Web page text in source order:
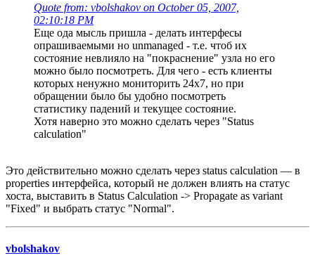
Quote from: vbolshakov on October 05, 2007,
02:10:18 PM
Еще ода мысль пришла - делать интерфесы
опрашиваемыми но unmanaged - т.е. чтоб их
состояние невлияло на "покраснение" узла но его
можно было посмотреть. Для чего - есть клиенты
которых ненужно мониторить 24х7, но при
обращении было бы удобно посмотреть
статистику падений и текущее состояние.
Хотя наверно это можно сделать через "Status
calculation"
Это действительно можно сделать через status calculation — в
properties интерфейса, который не должен влиять на статус
хоста, выставить в Status Cаlculation -> Propagate as variant
"Fixed" и выбрать статус "Normal".
vbolshakov